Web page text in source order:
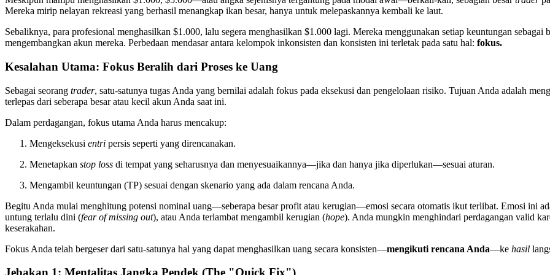
Mereka mirip nelayan rekreasi yang berhasil menangkap ikan besar, hanya untuk melepaskannya kembali ke laut.
Sebaliknya, para profesional menghasilkan $1.000, lalu segera menghasilkan $1.000 lagi. Mereka menggunakan setiap keuntungan sebagai
mengembangkan akun mereka. Perbedaan mendasar antara kelompok inkonsisten dan konsisten ini terletak pada satu hal: fokus.
Kesalahan Utama: Fokus Beralih dari Proses ke Uang
Sebagai seorang trader, satu-satunya tugas Anda yang bernilai adalah fokus pada eksekusi dan pengelolaan risiko. Tujuan Anda adalah
terlepas dari seberapa besar atau kecil akun Anda saat ini.
Dalam perdagangan, fokus utama Anda harus mencakup:
Mengeksekusi entri persis seperti yang direncanakan.
Menetapkan stop loss di tempat yang seharusnya dan menyesuaikannya—jika dan hanya jika diperlukan—sesuai aturan.
Mengambil keuntungan (TP) sesuai dengan skenario yang ada dalam rencana Anda.
Begitu Anda mulai menghitung potensi nominal uang—seberapa besar profit atau kerugian—emosi secara otomatis ikut terlibat. Emosi ini
untung terlalu dini (fear of missing out), atau Anda terlambat mengambil kerugian (hope). Anda mungkin menghindari perdagangan valid
keserakahan.
Fokus Anda telah bergeser dari satu-satunya hal yang dapat menghasilkan uang secara konsisten—mengikuti rencana Anda—ke hasil
Jebakan 1: Mentalitas Jangka Pendek (The "Quick Fix")